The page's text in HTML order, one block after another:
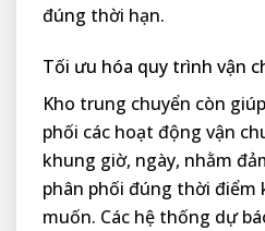
đúng thời hạn.
Tối ưu hóa quy trình vận
Kho trung chuyển còn
phối các hoạt động vận
khung giờ, ngày, nhằm
phân phối đúng thời điểm
muốn. Các hệ thống dự